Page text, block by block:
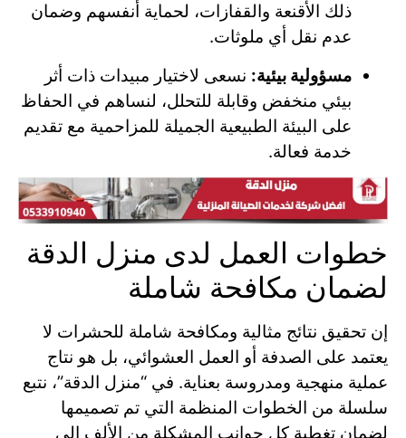
ذلك الأقنعة والقفازات، لحماية أنفسهم وضمان
عدم نقل أي ملوثات.
مسؤولية بيئية: نسعى لاختيار مبيدات ذات أثر
بيئي منخفض وقابلة للتحلل، لنساهم في الحفاظ
على البيئة الطبيعية الجميلة للمزاحمية مع تقديم
خدمة فعالة.
خطوات العمل لدى منزل الدقة
لضمان مكافحة شاملة
إن تحقيق نتائج مثالية ومكافحة شاملة للحشرات لا
يعتمد على الصدفة أو العمل العشوائي، بل هو نتاج
عملية منهجية ومدروسة بعناية. في “منزل الدقة”، نتبع
سلسلة من الخطوات المنظمة التي تم تصميمها
لضمان تغطية كل جوانب المشكلة من الألف إلى